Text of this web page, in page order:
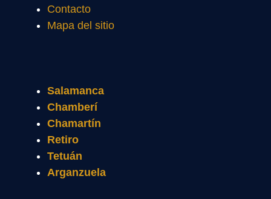
Contacto
Mapa del sitio
Salamanca
Chamberí
Chamartín
Retiro
Tetuán
Arganzuela